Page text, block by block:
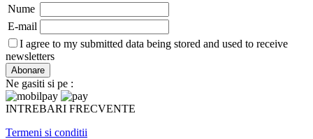
Nume
E-mail
I agree to my submitted data being stored and used to receive
newsletters
Ne gasiti si pe :
INTREBARI FRECVENTE
Termeni si conditii